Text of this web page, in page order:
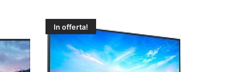
In offerta!